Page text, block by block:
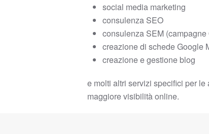
social media marketing
consulenza SEO
consulenza SEM (campagne
creazione di schede Google
creazione e gestione blog
e molti altri servizi specifici per
maggiore visibilità online.